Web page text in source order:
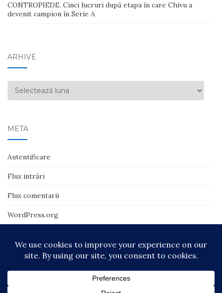
CONTROPIEDE. Cinci lucruri după etapa în care Chivu a
devenit campion în Serie A
ARHIVE
Arhive
META
Autentificare
Flux intrări
Flux comentarii
WordPress.org
© 2018-2025 | Ionuţ Tătaru | Toate drepturile rezervate Temă de Colorlib